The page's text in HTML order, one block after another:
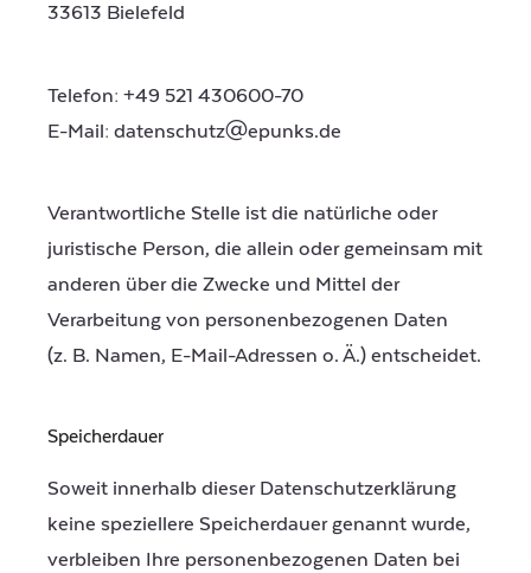
33613 Bielefeld
Telefon: +49 521 430600-70
E-Mail: datenschutz@epunks.de
Verantwortliche Stelle ist die natürliche oder
juristische Person, die allein oder gemeinsam mit
anderen über die Zwecke und Mittel der
Verarbeitung von personenbezogenen Daten
(z. B. Namen, E-Mail-Adressen o. Ä.) entscheidet.
Speicherdauer
Soweit innerhalb dieser Datenschutzerklärung
keine speziellere Speicherdauer genannt wurde,
verbleiben Ihre personenbezogenen Daten bei